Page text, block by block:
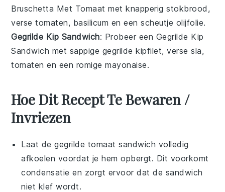
Bruschetta Met Tomaat met knapperigstokbrood ,
versetomaten, basilicum en een scheutje olijfolie.
Gegrilde Kip Sandwich: Probeer een Gegrilde Kip
Sandwich met sappige gegrilde kipfilet, versesla,
tomaten en een romigemayonaise.
Hoe Dit Recept Te Bewaren /
Invriezen
Laat degegrilde tomaat sandwich volledig
afkoelen voordat je hem opbergt. Dit voorkomt
condensatie en zorgt ervoor dat de sandwich
niet klef wordt.